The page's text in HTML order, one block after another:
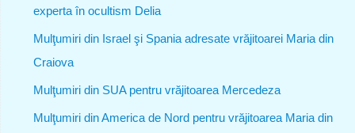
experta în ocultism Delia
Mulţumiri din Israel şi Spania adresate vrăjitoarei Maria din
Craiova
Mulţumiri din SUA pentru vrăjitoarea Mercedeza
Mulţumiri din America de Nord pentru vrăjitoarea Maria din